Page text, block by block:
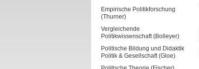
Empirische Politikforschung
(Thurner)
Vergleichende
Politikwissenschaft (Bolleyer)
Politische Bildung und Didaktik
Politik & Gesellschaft (Gloe)